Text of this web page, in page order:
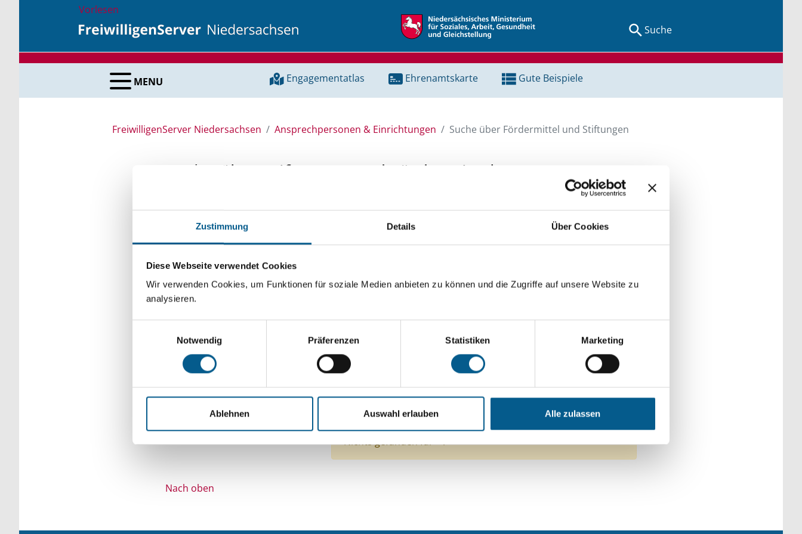
Zustimmung Details Über Cookies
Diese Webseite verwendet Cookies
Wir verwenden Cookies, um Funktionen für soziale Medien anbieten zu können und die Zugriffe auf unsere Website zu
analysieren.
Notwendig
Präferenzen Statistiken Marketing
Ablehnen Auswahl erlauben Alle zulassen
Vorlesen
Suche
MENU Engagementatlas Ehrenamtskarte Gute Beispiele
FreiwilligenServer Niedersachsen Ansprechpersonen & Einrichtungen Suche über Fördermittel und Stiftungen
Suche über Stiftungen und Fördermittel
Sie suchen finanzielle Unterstützung für ein Projekt oder ein Vorhaben? Hier können Sie direkt über
unsere Fördermitteldatenbank und Stiftungsdatenbank recherchieren. Bei der Suche bitte die Groß- und
Kleinschreibung beachten.
Bitte Suchbegriff eingeben. Ergebnisse können durch die Wahl von Bereichen oder Kategorien
verfeinert werden.
Suchen
Aktive Filter:
Themen: Sonstige
Themen: Politische Bildung & Demokratie
Themen: Kunst & Kultur
Alle Filter entfernen
Nichts gefunden für "".
Nach oben